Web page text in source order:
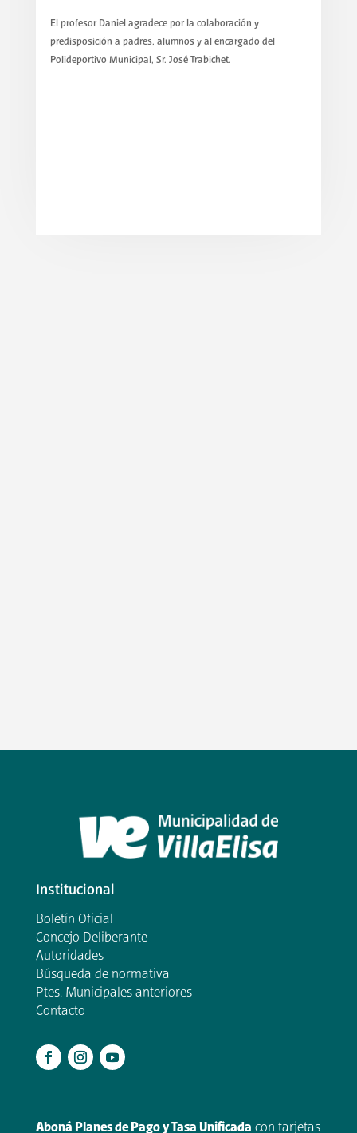
El profesor Daniel agradece por la colaboración y
predisposición a padres, alumnos y al encargado del
Polideportivo Municipal, Sr. José Trabichet.
Institucional
Boletín Oficial
Concejo Deliberante
Autoridades
Búsqueda de normativa
Ptes. Municipales anteriores
Contacto
Aboná Planes de Pago y Tasa Unificada con tarjetas